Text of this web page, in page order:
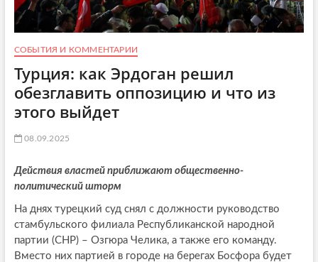
СОБЫТИЯ И КОММЕНТАРИИ
Турция: как Эрдоган решил
обезглавить оппозицию и что из
этого выйдет
08.09.2025
Действия властей приближают общественно-
политический шторм
На днях турецкий суд снял с должности руководство
стамбульского филиала Республиканской народной
партии (CHP) – Озгюра Челика, а также его команду.
Вместо них партией в городе на берегах Босфора будет